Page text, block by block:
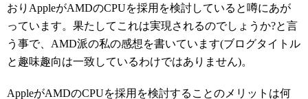
おりAppleがAMDのCPUを採用を検討していると噂にあが
っています。果たしてこれは実現されるのでしょうか?と言
う事で、AMD派の私の感想を書いています(ブログタイトル
と趣味趣向は一致しているわけではありません)。
AppleがAMDのCPUを採用を検討することのメリットは何